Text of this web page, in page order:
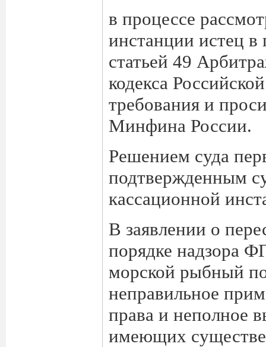
в процессе
инстанции истец
статьей 49
кодекса
требования и
Минфина России.
Решением суда
подтвержденным
кассационной
В заявлении о
порядке надзора
морской рыбный
неправильное
права и неполное
имеющих